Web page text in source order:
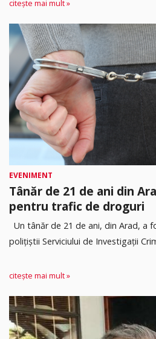
citește mai mult »
EVENIMENT
Tânăr de 21 de ani din
pentru trafic de droguri
Un tânăr de 21 de ani, din Arad, a
polițiștii Serviciului de Investigații
citește mai mult »